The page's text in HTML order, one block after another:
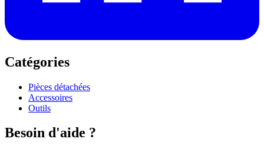
Catégories
Pièces détachées
Accessoires
Outils
Besoin d'aide ?